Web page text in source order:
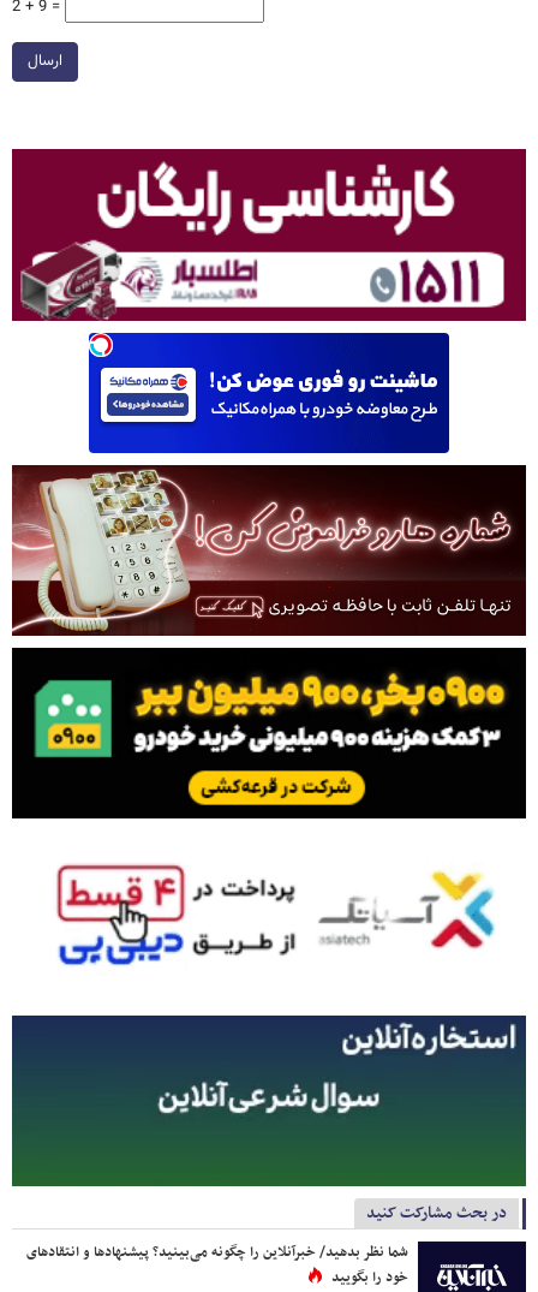
2 + 9 =
ارسال
در بحث مشارکت کنید
شما نظر بدهید/ خبرآنلاین را چگونه می‌بینید؟ پیشنهادها و انتقادهای
خود را بگویید